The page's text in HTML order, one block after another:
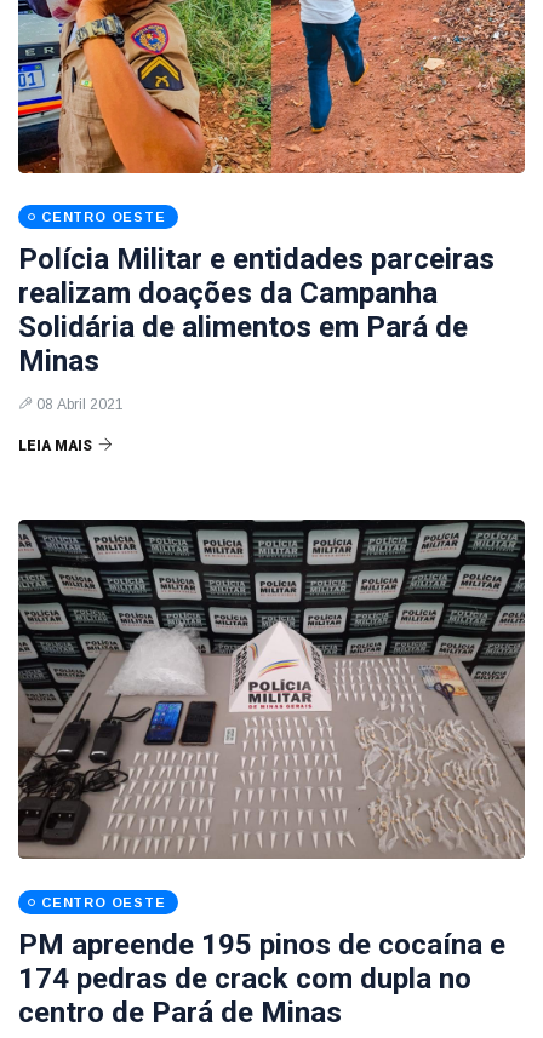
CENTRO OESTE
Polícia Militar e entidades parceiras
realizam doações da Campanha
Solidária de alimentos em Pará de
Minas
08 Abril 2021
LEIA MAIS
CENTRO OESTE
PM apreende 195 pinos de cocaína e
174 pedras de crack com dupla no
centro de Pará de Minas